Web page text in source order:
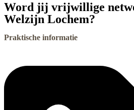
Word jij vrijwillige
Welzijn Lochem?
Praktische informatie